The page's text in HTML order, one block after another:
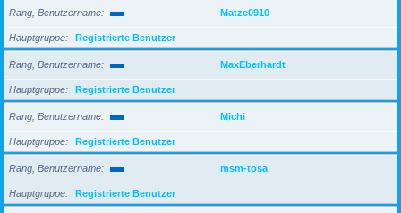
Rang, Benutzername Matze0910
Hauptgruppe Registrierte Benutzer
Rang, Benutzername MaxEberhardt
Hauptgruppe Registrierte Benutzer
Rang, Benutzername Michi
Hauptgruppe Registrierte Benutzer
Rang, Benutzername msm-tosa
Hauptgruppe Registrierte Benutzer